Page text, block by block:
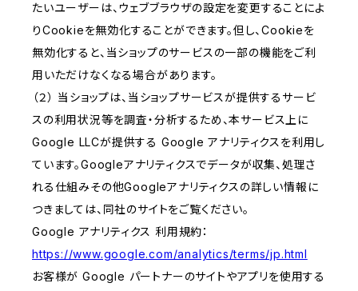
たいユーザーは、ウェブブラウザの設定を変更することによ
りCookieを無効化することができます。但し、Cookieを
無効化すると、当ショップのサービスの一部の機能をご利
用いただけなくなる場合があります。
（２） 当ショップは、当ショップサービスが提供するサービ
スの利用状況等を調査・分析するため、本サービス上に
Google LLCが提供する Google アナリティクスを利用し
ています。Googleアナリティクスでデータが収集、処理さ
れる仕組みその他Googleアナリティクスの詳しい情報に
つきましては、同社のサイトをご覧ください。
Google アナリティクス 利用規約：
https://www.google.com/analytics/terms/jp.html
お客様が Google パートナーのサイトやアプリを使用する